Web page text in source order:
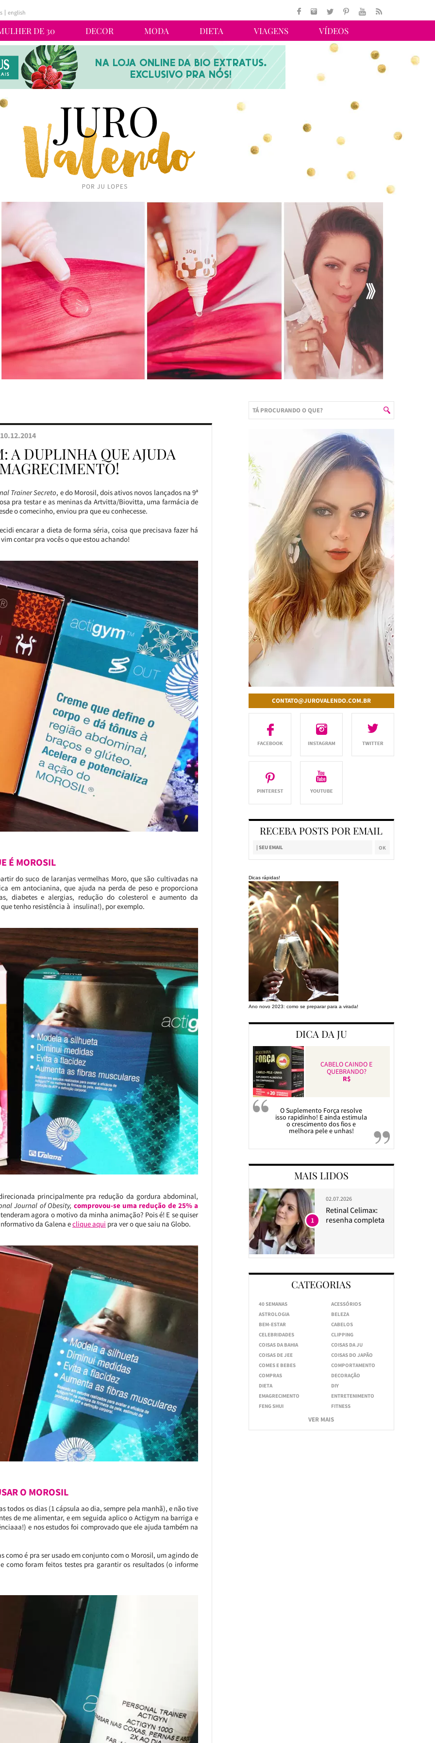
DE 30 DECOR MODA DIETA VIAGENS VÍDEOS
english
10.12.2014
A DUPLINHA QUE AJUDA
Trainer Secreto, e do Morosil, dois ativos novos lançados na 9ª
pra testar e as meninas da Artvitta/Biovitta, uma farmácia de
o comecinho, enviou pra que eu conhecesse.
encarar a dieta de forma séria, coisa que precisava fazer há
contar pra vocês o que estou achando!
É MOROSIL
do suco de laranjas vermelhas Moro, que são cultivadas na
em antocianina, que ajuda na perda de peso e proporciona
diabetes e alergias, redução do colesterol e aumento da
tenho resistência à insulina!), por exemplo.
principalmente pra redução da gordura abdominal,
Journal of Obesity,comprovou-se uma redução de 25% a
agora o motivo da minha animação? Pois é! E se quiser
da Galena eclique aqui pra ver o que saiu na Globo.
O MOROSIL
todos os dias (1 cápsula ao dia, sempre pela manhã), e não tive
de me alimentar, e em seguida aplico o Actigym na barriga e
e nos estudos foi comprovado que ele ajuda também na
como é pra ser usado em conjunto com o Morosil, um agindo de
foram feitos testes pra garantir os resultados (o informe
CONTATO@JUROVALENDO.COM.BR
RECEBA POSTS POR EMAIL
Dicas rápidas!
Ano novo 2023: como se preparar para a virada!
DICA DA JU
CABELO CAINDO E
QUEBRANDO?
R$
O Suplemento Força resolve
isso rapidinho! E ainda estimula
o crescimento dos fios e
melhora pele e unhas!
MAIS LIDOS
02.07.2026
Retinal Celimax:
resenha completa
1
CATEGORIAS
40 SEMANAS
ACESSÓRIOS
ASTROLOGIA
BELEZA
BEM-ESTAR
CABELOS
CELEBRIDADES
CLIPPING
COISAS DA BAHIA
COISAS DA JU
COISAS DE JEE
COISAS DO JAPÃO
COMES E BEBES
COMPORTAMENTO
COMPRAS
DECORAÇÃO
DIETA
DIY
EMAGRECIMENTO
ENTRETENIMENTO
FENG SHUI
FITNESS
VER MAIS